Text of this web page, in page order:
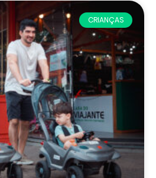
CRIANÇAS